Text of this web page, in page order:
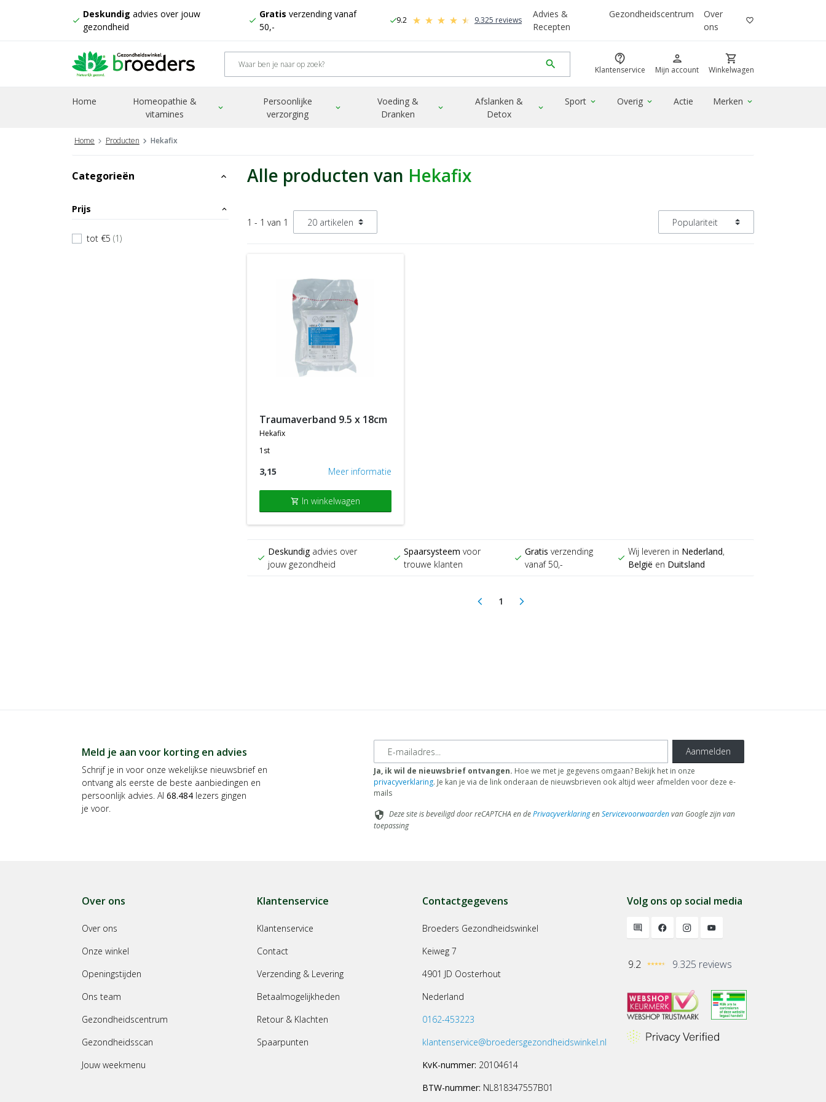
check
Deskundig advies over jouw
gezondheid
check
Gratis verzending vanaf
50,-
check9.2 9.325 reviews
Advies &
Recepten
Gezondheidscentrum
Over
ons
favorite_border
search contact_support
Klantenservice
person
Mijn account
shopping_cart
Winkelwagen
Home
Homeopathie &
vitamines
expand_more
Persoonlijke
verzorging
expand_more
Voeding &
Dranken
expand_more
Afslanken &
Detox
expand_more
Sport expand_more Overig expand_more Actie Merken expand_more
Home Producten Hekafix
Categorieën expand_less
Prijs expand_less
tot €5 (1)
Alle producten van Hekafix
1 - 1 van 1
traumaverband 9.5 x 18cm
hekafix
1st
3,15 Meer informatie
shopping_cart In winkelwagen
check
Deskundigadvies over
jouw gezondheid
check
Spaarsysteem voor
trouwe klanten
check
Gratis verzending
vanaf 50,-
check
Wij leveren in Nederland,
België en Duitsland
arrow_back_ios 1(current)
arrow_forward_ios
Meld je aan voor korting en advies
Schrijf je in voor onze wekelijkse nieuwsbrief en
ontvang als eerste de beste aanbiedingen en
persoonlijk advies. Al 68.484 lezers gingen
je voor.
E-mailadres Aanmelden
Ja, ik wil de nieuwsbrief ontvangen. Hoe we met je gegevens omgaan? Bekijk het in onze
privacyverklaring. Je kan je via de link onderaan de nieuwsbrieven ook altijd weer afmelden voor deze e-
mails
security Deze site is beveiligd door reCAPTCHA en dePrivacyverklaringenServicevoorwaardenvan Google zijn van
toepassing
Over ons
Over ons
Onze winkel
Openingstijden
Ons team
Gezondheidscentrum
Gezondheidsscan
Jouw weekmenu
Klantenservice
Klantenservice
Contact
Verzending & Levering
Betaalmogelijkheden
Retour & Klachten
Spaarpunten
Contactgegevens
Broeders Gezondheidswinkel
Keiweg 7
4901 JD Oosterhout
Nederland
0162-453223
klantenservice@broedersgezondheidswinkel.nl
KvK-nummer: 20104614
BTW-nummer: NL818347557B01
Volg ons op social media
9.2 9.325 reviews